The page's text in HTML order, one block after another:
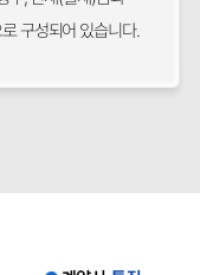
구성되어 있습니다.